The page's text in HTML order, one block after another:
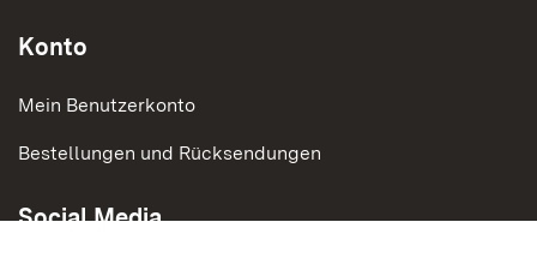
Konto
Mein Benutzerkonto
Bestellungen und Rücksendungen
Social Media